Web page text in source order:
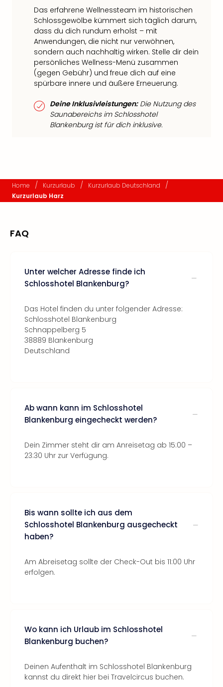
Das erfahrene Wellnessteam im historischen
Schlossgewölbe kümmert sich täglich darum,
dass du dich rundum erholst – mit
Anwendungen, die nicht nur verwöhnen,
sondern auch nachhaltig wirken. Stelle dir dein
persönliches Wellness-Menü zusammen
(gegen Gebühr) und freue dich auf eine
spürbare innere und äußere Erneuerung.
Deine Inklusivleistungen:Die Nutzung des
Saunabereichs im Schlosshotel
Blankenburg ist für dich inklusive.
Home / Kurzurlaub / Kurzurlaub Deutschland /
Kurzurlaub Harz
FAQ
Unter welcher Adresse finde ich
Schlosshotel Blankenburg?
Das Hotel finden du unter folgender Adresse:
Schlosshotel Blankenburg
Schnappelberg 5
38889 Blankenburg
Deutschland
Ab wann kann im Schlosshotel
Blankenburg eingecheckt werden?
Dein Zimmer steht dir am Anreisetag ab 15:00 –
23:30 Uhr zur Verfügung.
Bis wann sollte ich aus dem
Schlosshotel Blankenburg ausgecheckt
haben?
Am Abreisetag sollte der Check-Out bis 11:00 Uhr
erfolgen.
Wo kann ich Urlaub im Schlosshotel
Blankenburg buchen?
Deinen Aufenthalt im Schlosshotel Blankenburg
kannst du direkt hier bei Travelcircus buchen.